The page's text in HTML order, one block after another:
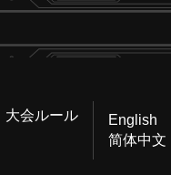
大会ルール
English
简体中文